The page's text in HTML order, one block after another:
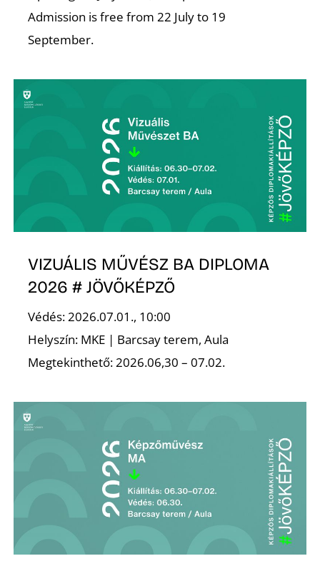
Admission is free from 22 July to 19
September.
VIZUÁLIS MŰVÉSZ BA DIPLOMA
2026 # JÖVŐKÉPZŐ
Védés: 2026.07.01., 10:00
Helyszín: MKE | Barcsay terem, Aula
Megtekinthető: 2026.06,30 – 07.02.